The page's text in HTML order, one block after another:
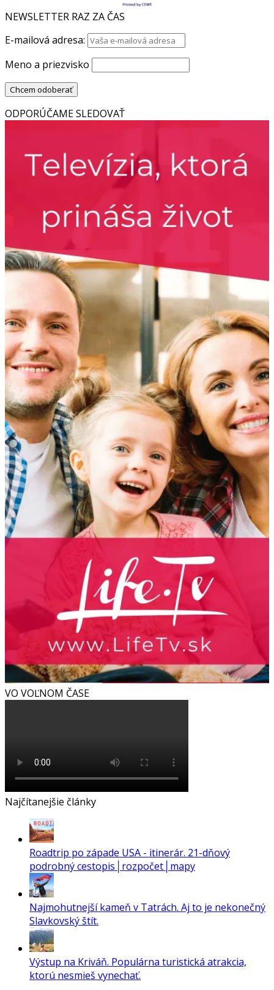
NEWSLETTER RAZ ZA ČAS
E-mailová adresa:
Meno a priezvisko
ODPORÚČAME SLEDOVAŤ
VO VOĽNOM ČASE
Najčítanejšie články
Roadtrip po západe USA - itinerár. 21-dňový
podrobný cestopis│rozpočet│mapy
Najmohutnejší kameň v Tatrách. Aj to je nekonečný
Slavkovský štít.
Výstup na Kriváň. Populárna turistická atrakcia,
ktorú nesmieš vynechať.